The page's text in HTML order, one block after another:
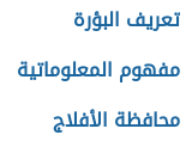
تعريف البؤرة
مفهوم المعلوماتية
محافظة الأفلاج